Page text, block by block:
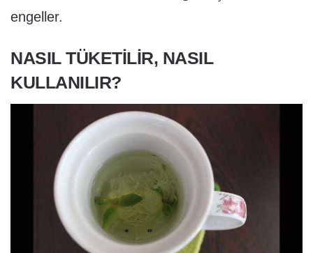
engeller.
NASIL TÜKETILIR, NASIL
KULLANILIR?